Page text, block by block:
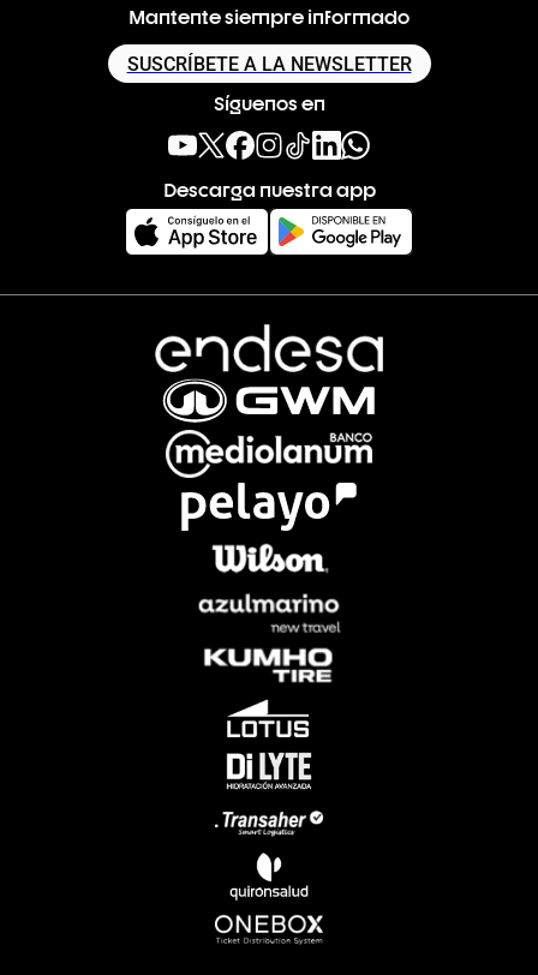
Mantente siempre informado
SUSCRÍBETE A LA NEWSLETTER
Síguenos en
Descarga nuestra app